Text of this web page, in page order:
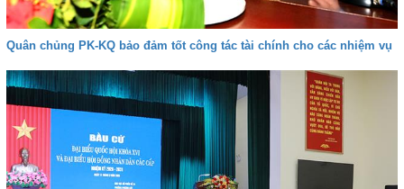
Quân chủng PK-KQ bảo đảm tốt công tác tài chính cho các nhiệm vụ